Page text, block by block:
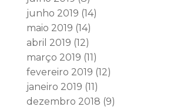
junho 2019 (14)
maio 2019 (14)
abril 2019 (12)
março 2019 (11)
fevereiro 2019 (12)
janeiro 2019 (11)
dezembro 2018 (9)